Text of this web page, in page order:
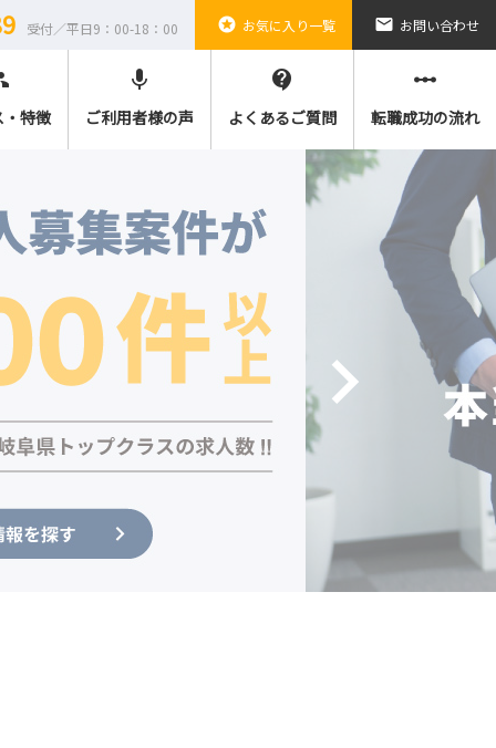
受付／平日9：00-18：00 stars お気に入り一覧 email お問い合わせ
特徴
mic
ご利用者様の声
contact_support
よくあるご質問
linear_scale
転職成功の流れ